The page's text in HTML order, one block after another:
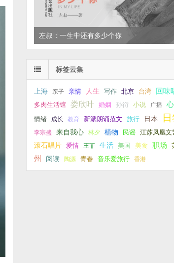
左叔：一生中还有多少个你
标签云集
上海 亲子 亲情 人生 写作 北京 台湾 回味
多肉生活馆 娄欣叶 婚姻 孙衍 小说 广播
情绪 成长 教育 新派朗诵范文 旅行 日本
李宗盛 来自我心 林夕 植物 民谣
江苏凤凰文
滚石唱片
爱情 王菲 生活 美国 美食 职场
州
阅读 陶源 青春 音乐爱旅行 香港